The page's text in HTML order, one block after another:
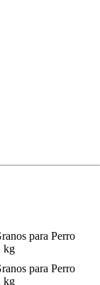
para Perro
kg
para Perro
kg